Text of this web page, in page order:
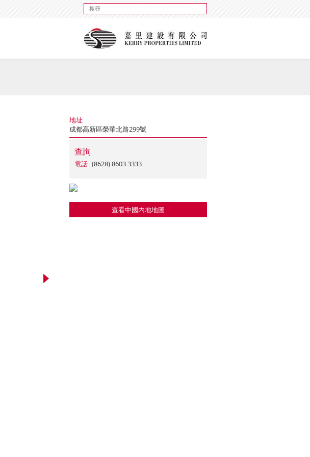
地址
成都高新區榮華北路299號
查詢
電話 (8628) 8603 3333
查看中國內地地圖